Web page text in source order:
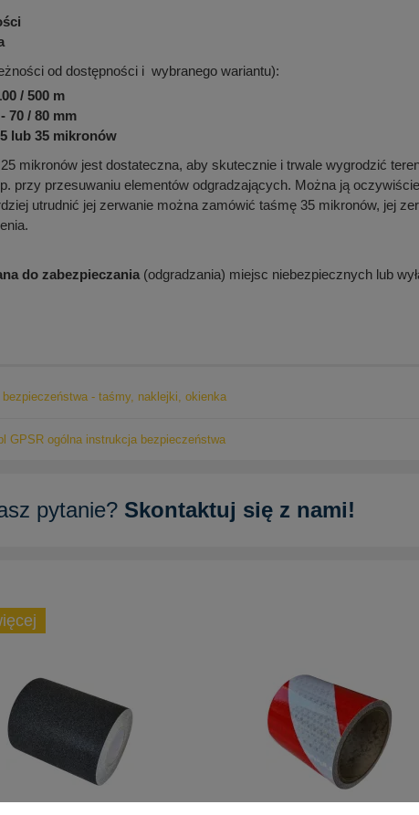
od dostępności i wybranego wariantu):
/ 500 m
70 / 80 mm
lub 35 mikronów
mikronów jest dostateczna, aby skutecznie i trwale wygrodzić
przy przesuwaniu elementów odgradzających. Można ją
utrudnić jej zerwanie można zamówić taśmę 35 mikronów, jej
do zabezpieczania(odgradzania) miejsc niebezpiecznych lub
bezpieczeństwa - taśmy, naklejki, okienka
GPSR ogólna instrukcja bezpieczeństwa
pytanie? Skontaktuj się z nami!